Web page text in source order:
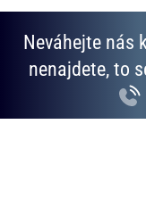
Neváhejte nás
nenajdete, to